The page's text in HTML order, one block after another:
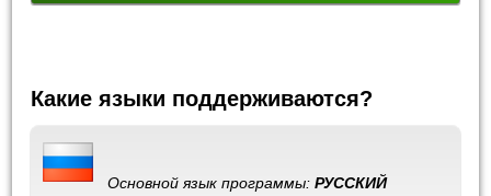
Какие языки поддерживаются?
Основной язык программы:РУССКИЙ